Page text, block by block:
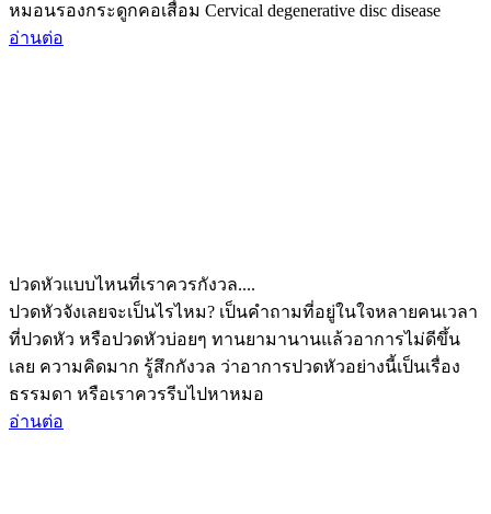
หมอนรองกระดูกคอเสื่อม Cervical degenerative disc disease
อ่านต่อ
ปวดหัวแบบไหนที่เราควรกังวล....
ปวดหัวจังเลยจะเป็นไรไหม? เป็นคำถามที่อยู่ในใจหลายคนเวลา
ที่ปวดหัว หรือปวดหัวบ่อยๆ ทานยามานานแล้วอาการไม่ดีขึ้น
เลย ความคิดมาก รู้สึกกังวล ว่าอาการปวดหัวอย่างนี้เป็นเรื่อง
ธรรมดา หรือเราควรรีบไปหาหมอ
อ่านต่อ